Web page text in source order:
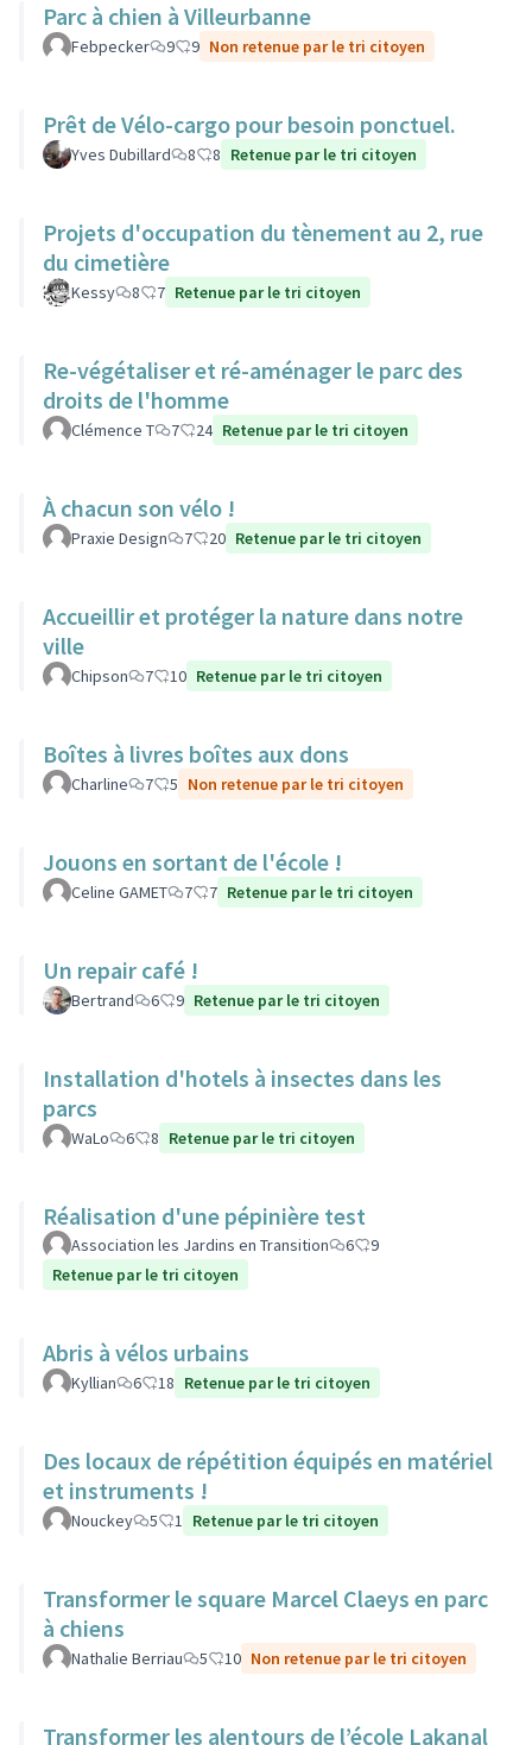
Parc à chien à Villeurbanne
Febpecker 9 9 Non retenue par le tri citoyen
Prêt de Vélo-cargo pour besoin ponctuel.
Yves Dubillard 8 8 Retenue par le tri citoyen
Projets d'occupation du tènement au 2, rue
du cimetière
Kessy 8 7 Retenue par le tri citoyen
Re-végétaliser et ré-aménager le parc des
droits de l'homme
Clémence T 7 24 Retenue par le tri citoyen
À chacun son vélo !
Praxie Design 7 20 Retenue par le tri citoyen
Accueillir et protéger la nature dans notre
ville
Chipson 7 10 Retenue par le tri citoyen
Boîtes à livres boîtes aux dons
Charline 7 5 Non retenue par le tri citoyen
Jouons en sortant de l'école !
Celine GAMET 7 7 Retenue par le tri citoyen
Un repair café !
Bertrand 6 9 Retenue par le tri citoyen
Installation d'hotels à insectes dans les
parcs
WaLo 6 8 Retenue par le tri citoyen
Réalisation d'une pépinière test
Association les Jardins en Transition 6
9
Retenue par le tri citoyen
Abris à vélos urbains
Kyllian 6 18 Retenue par le tri citoyen
Des locaux de répétition équipés en matériel
et instruments !
Nouckey 5 1 Retenue par le tri citoyen
Transformer le square Marcel Claeys en parc
à chiens
Nathalie Berriau 5 10 Non retenue par le tri citoyen
Transformer les alentours de l’école Lakanal